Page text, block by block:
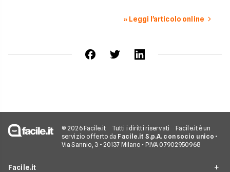
» Leggi l'articolo online
© 2026 Facile.it Tutti i diritti riservati
Facile.it è un
servizio offerto da Facile.it S.p.A. con socio unico •
Via Sannio, 3 - 20137 Milano • P.IVA 07902950968
Facile.it